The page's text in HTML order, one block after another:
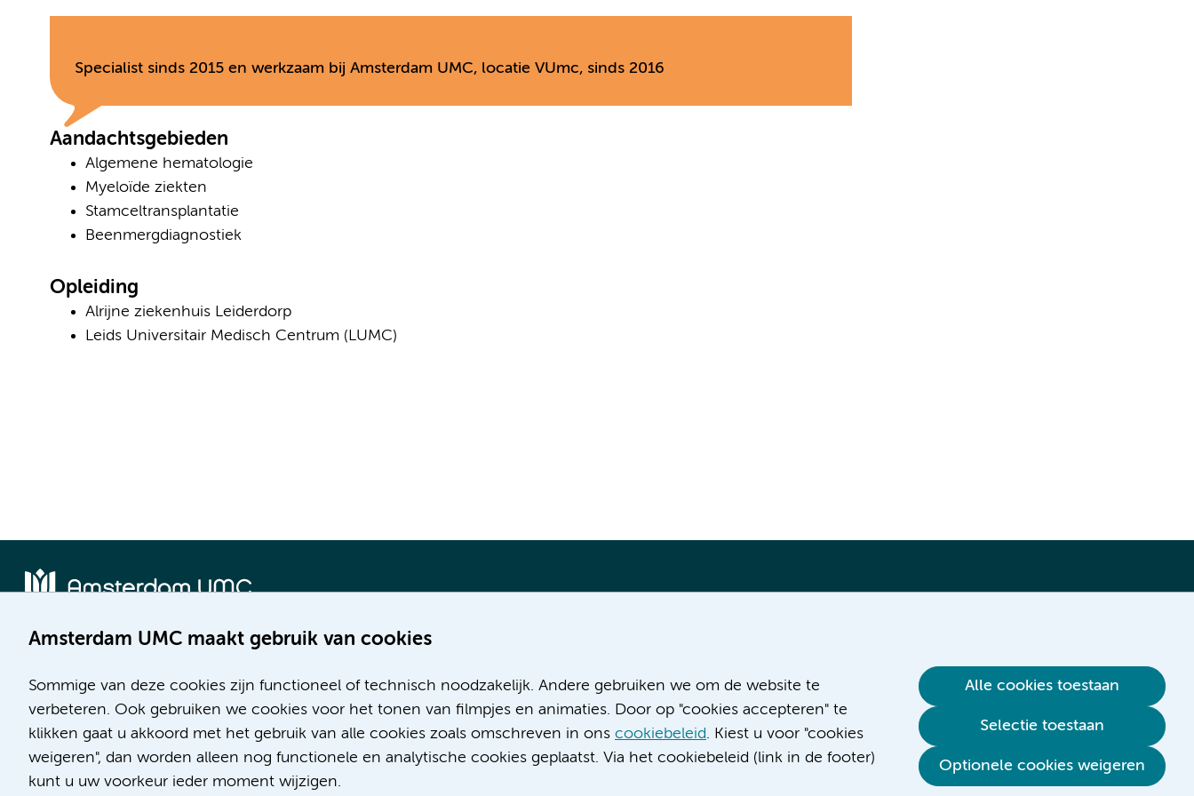
Specialist sinds 2015 en werkzaam bij Amsterdam UMC, locatie VUmc, sinds 2016
Aandachtsgebieden
Algemene hematologie
Myeloïde ziekten
Stamceltransplantatie
Beenmergdiagnostiek
Opleiding
Alrijne ziekenhuis Leiderdorp
Leids Universitair Medisch Centrum (LUMC)
Amsterdam UMC maakt gebruik van cookies
Sommige van deze cookies zijn functioneel of technisch noodzakelijk. Andere gebruiken we om de website te
verbeteren. Ook gebruiken we cookies voor het tonen van filmpjes en animaties. Door op "cookies accepteren" te
klikken gaat u akkoord met het gebruik van alle cookies zoals omschreven in ons cookiebeleid. Kiest u voor "cookies
weigeren", dan worden alleen nog functionele en analytische cookies geplaatst. Via het cookiebeleid (link in de footer)
kunt u uw voorkeur ieder moment wijzigen.
Alle cookies toestaan
Selectie toestaan
Optionele cookies weigeren
Meibergdreef 9
1105 AZ Amsterdam
Telefoon:
(020) 566 9111
Route en parkeren
De Boelelaan 1117
1081 HV Amsterdam
(020) 444 4444
Route en parkeren
Werken bij Amsterdam UMC
Over Amsterdam UMC
Nieuws
Research